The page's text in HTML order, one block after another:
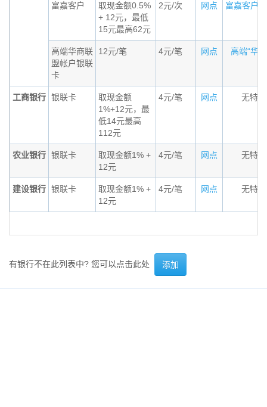
富嘉客户
取现金额0.5%
+ 12元，最低
15元最高62元
2元/次 网点 富嘉客户
高端华商联
盟帐户银联
卡
12元/笔 4元/笔 网点 高端“华
工商银行 银联卡
取现金额
1%+12元，最
低14元最高
112元
4元/笔 网点 无特
农业银行 银联卡
取现金额1% +
12元
4元/笔 网点 无特
建设银行 银联卡
取现金额1% +
12元
4元/笔 网点 无特
有银行不在此列表中? 您可以点击此处 添加